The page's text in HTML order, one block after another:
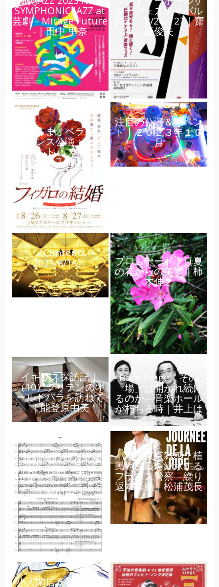
SYMPHONIC JAZZ at
芸劇 – Mirage Future
-｜田中 里奈
マーフェスティバル
2023 8/26～27｜齋
藤俊夫
ひろしまオペラルネ
ッサンス公演：モー
ツァルト『フィガロ
の結婚』｜柿木伸之
注目の公演＆イベン
ト｜２０２３年１０
月
《Contents
2023/8/15》 プロムナード｜真夏
の花からの美学｜柿
木伸之
イギリス探訪記｜
（10）ブリテンのオ
ールドバラを訪ねて
｜能登原由美
Back Stage｜その
「場」は開かれ続け
るのか―音楽ホール
が朽ちる時｜井上は
るか
五線紙のパンセ｜第3
回 AI、作曲、楽譜、
現代音楽、などなど
｜篠田昌伸
パリ・東京雑感｜植
民地主義を継承する
フランス警察―繰り
返す暴動｜松浦茂長
小人閑居為不善日記